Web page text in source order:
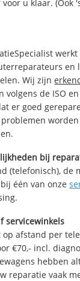
u klaar. (Ook
en
Wij zijn
volgens de ISO
er goed
bij
(telefonisch), de
één van onze
servicewinkels
afstand per
€70,- incl.
hebben
reparatie vaak